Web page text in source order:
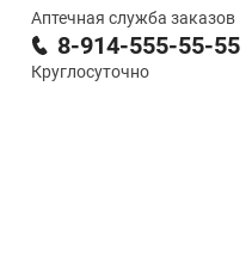
Аптечная служба заказов
8-914-555-55-55
Круглосуточно